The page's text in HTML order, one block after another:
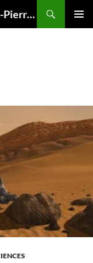
LUMINESCIENCES : le blog de Jean-Pierre LUMINET, astrophysicien